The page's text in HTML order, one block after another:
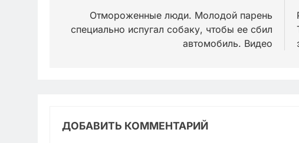
записям
Отмороженные люди. Молодой парень
специально испугал собаку, чтобы ее сбил
автомобиль. Видео
ДОБАВИТЬ КОММЕНТАРИЙ